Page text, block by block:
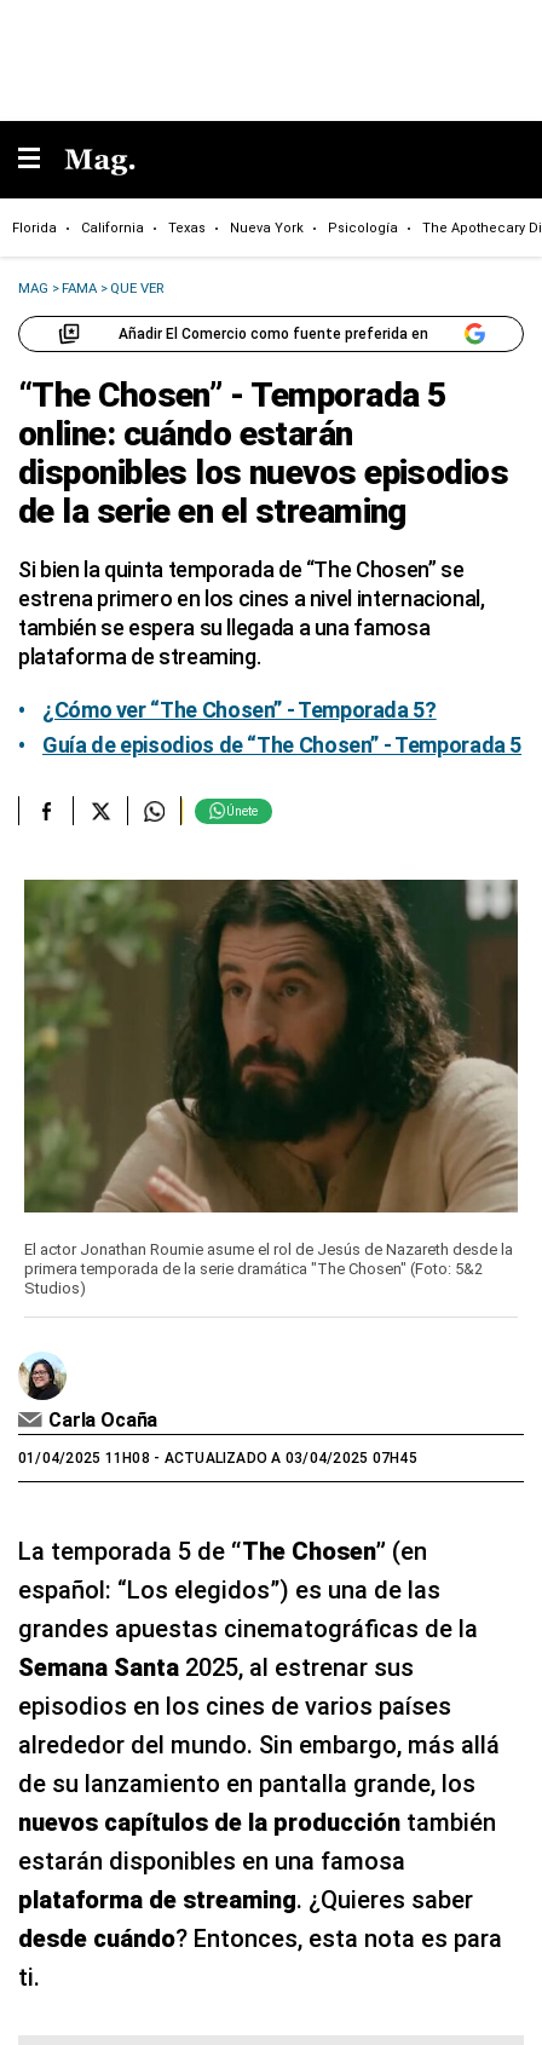
Florida California Texas Nueva York Psicología The Apothecary
MAG >FAMA > QUE VER
Añadir El Comercio como fuente preferida en
“The Chosen” - Temporada 5
online: cuándo estarán
disponibles los nuevos episodios
de la serie en el streaming
Si bien la quinta temporada de “The Chosen” se
estrena primero en los cines a nivel internacional,
también se espera su llegada a una famosa
plataforma de streaming.
¿Cómo ver “The Chosen” - Temporada 5?
Guía de episodios de “The Chosen” - Temporada 5
Únete
El actor Jonathan Roumie asume el rol de Jesús de Nazareth desde la
primera temporada de la serie dramática "The Chosen" (Foto: 5&2
Studios)
Carla Ocaña
01/04/2025 11H08 - ACTUALIZADO A 03/04/2025 07H45
La temporada 5 de “The Chosen” (en
español: “Los elegidos”) es una de las
grandes apuestas cinematográficas de la
Semana Santa 2025, al estrenar sus
episodios en los cines de varios países
alrededor del mundo. Sin embargo, más allá
de su lanzamiento en pantalla grande, los
nuevos capítulos de la producción también
estarán disponibles en una famosa
plataforma de streaming. ¿Quieres saber
desde cuándo? Entonces, esta nota es para
ti.